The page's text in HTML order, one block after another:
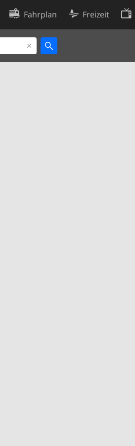
Fahrplan Freizeit
Cookie-Richtlinie
Cookie-Einstellungen